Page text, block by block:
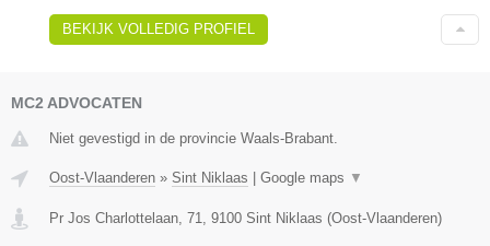
BEKIJK VOLLEDIG PROFIEL
MC2 ADVOCATEN
Niet gevestigd in de provincie Waals-Brabant.
Oost-Vlaanderen » Sint Niklaas Google maps ▼
Pr Jos Charlottelaan, 71 9100 Sint Niklaas (Oost-Vlaanderen)